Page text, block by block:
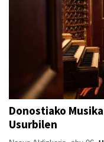
Donostiako
Usurbilen